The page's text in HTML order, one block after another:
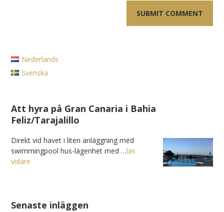
Nederlands
Svenska
Att hyra på Gran Canaria i Bahia
Feliz/Tarajalillo
Direkt vid havet i liten anläggning med
swimmingpool hus-lägenhet med …läs
vidare
Senaste inläggen